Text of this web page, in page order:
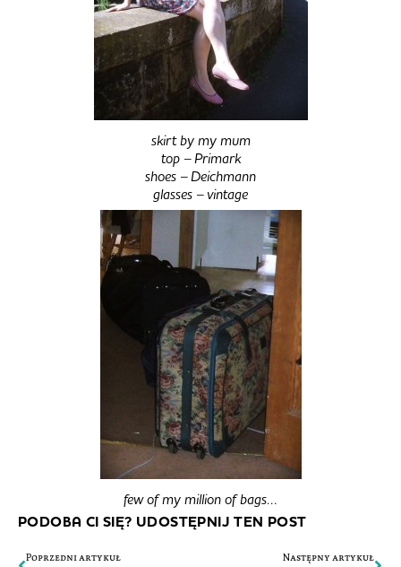
skirt by my mum
top – Primark
shoes – Deichmann
glasses – vintage
few of my million of bags…
PODOBA CI SIĘ? UDOSTĘPNIJ TEN POST
Poprzedni artykuł Następny artykuł